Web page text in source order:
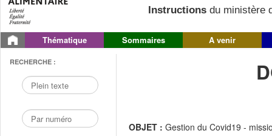
Instructions du ministère
Thématique Sommaires A venir
RECHERCHE :
OBJET : Gestion du Covid19 -